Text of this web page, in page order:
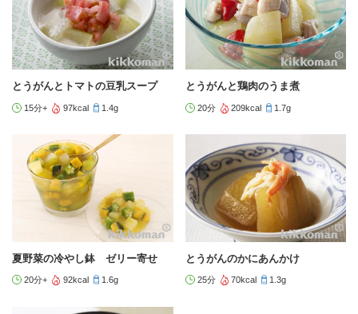
とうがんとトマトの豆乳スープ
15分+ 97kcal 1.4g
とうがんと鶏肉のうま煮
20分 209kcal 1.7g
夏野菜の冷やし鉢 ゼリー寄せ
20分+ 92kcal 1.6g
とうがんのかにあんかけ
25分 70kcal 1.3g